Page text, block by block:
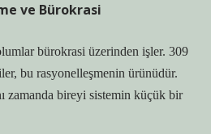
ve Bürokrasi
bürokrasi üzerinden işler. 309
bu rasyonelleşmenin ürünüdür.
zamanda bireyi sistemin küçük bir